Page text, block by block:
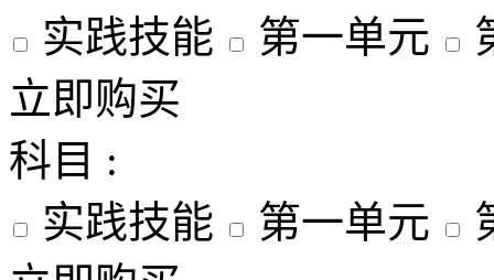
实践技能
第一单元
立即购买
科目 :
实践技能
第一单元